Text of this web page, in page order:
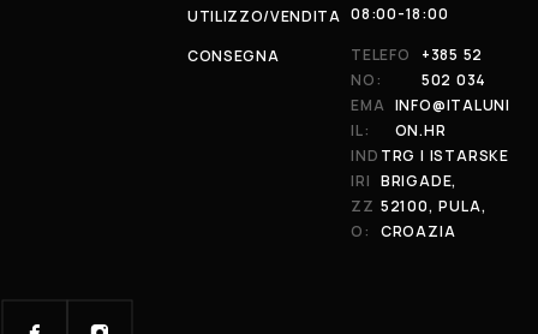
UTILIZZO/VENDITA
CONSEGNA
08:00-18:00
TELEFO
NO:
+385 52
502 034
EMA
IL:
INFO@ITALUNI
ON.HR
IND
IRI
ZZ
O:
TRG I ISTARSKE
BRIGADE,
52100, PULA,
CROAZIA